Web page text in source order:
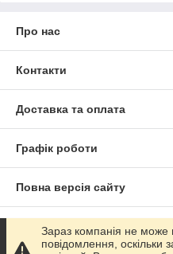
Про нас
Контакти
Доставка та оплата
Графік роботи
Повна версія сайту
Сайт створено на
Зараз компанія не
повідомлення, оскільки